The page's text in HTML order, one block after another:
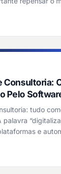
Consultoria:
Pelo
tudo
palavra
e